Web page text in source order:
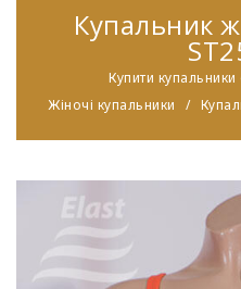
Купальник
Купити
Жіночі купальники